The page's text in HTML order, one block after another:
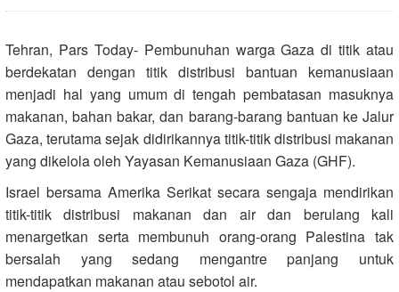
Tehran, Pars Today- Pembunuhan warga Gaza di titik atau
berdekatan dengan titik distribusi bantuan kemanusiaan
menjadi hal yang umum di tengah pembatasan masuknya
makanan, bahan bakar, dan barang-barang bantuan ke Jalur
Gaza, terutama sejak didirikannya titik-titik distribusi makanan
yang dikelola oleh Yayasan Kemanusiaan Gaza (GHF).
Israel bersama Amerika Serikat secara sengaja mendirikan
titik-titik distribusi makanan dan air dan berulang kali
menargetkan serta membunuh orang-orang Palestina tak
bersalah yang sedang mengantre panjang untuk
mendapatkan makanan atau sebotol air.